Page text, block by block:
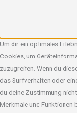
Um dir ein optimales
Cookies, um
zuzugreifen. Wenn du
das Surfverhalten oder
du deine Zustimmung
Merkmale und Funktionen